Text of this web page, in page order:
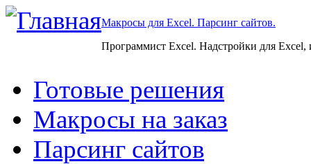
Макросы для Excel. Парсинг сайтов.
Программист Excel. Надстройки для Excel,
Готовые решения
Макросы на заказ
Парсинг сайтов